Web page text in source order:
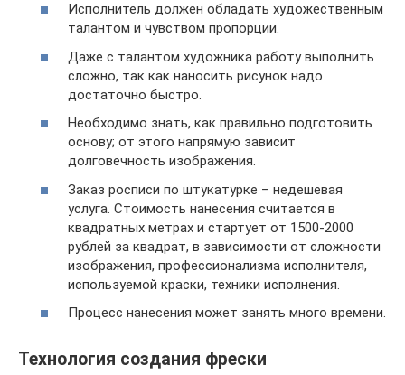
Исполнитель должен обладать художественным
талантом и чувством пропорции.
Даже с талантом художника работу выполнить
сложно, так как наносить рисунок надо
достаточно быстро.
Необходимо знать, как правильно подготовить
основу; от этого напрямую зависит
долговечность изображения.
Заказ росписи по штукатурке – недешевая
услуга. Стоимость нанесения считается в
квадратных метрах и стартует от 1500-2000
рублей за квадрат, в зависимости от сложности
изображения, профессионализма исполнителя,
используемой краски, техники исполнения.
Процесс нанесения может занять много времени.
Технология создания фрески